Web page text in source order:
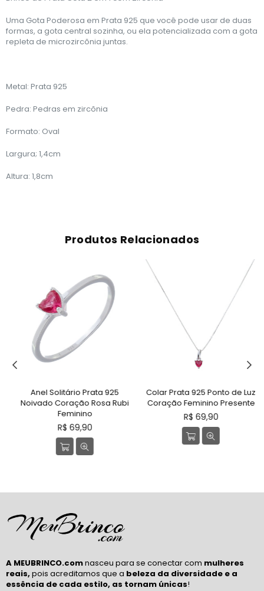
Uma Gota Poderosa em Prata 925 que você pode usar de duas
formas, a gota central sozinha, ou ela potencializada com a gota
repleta de microzircõnia juntas.
Metal: Prata 925
Pedra: Pedras em zircõnia
Formato: Oval
Largura; 1,4cm
Altura: 1,8cm
Produtos Relacionados
Anel Solitário Prata 925
Noivado Coração Rosa Rubi
Feminino
Preço
normal
R$ 69,90
Colar Prata 925 Ponto de Luz
Coração Feminino Presente
Preço
normal
R$ 69,90
A MEUBRINCO.comnasceu para se conectar com mulheres
reais, pois acreditamos que a beleza da diversidade e a
essência de cada estilo, as tornam únicas!